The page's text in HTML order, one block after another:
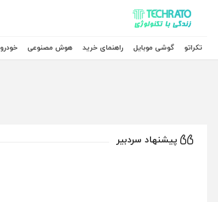
تکراتو – زندگی با تکنولوژی
تکراتو
گوشی موبایل راهنمای خرید هوش مصنوعی خودرو
پیشنهاد سردبیر